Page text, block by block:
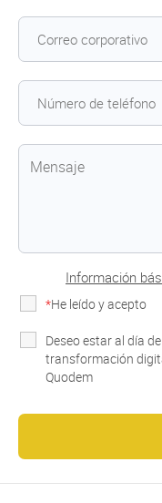
Información
He leído y acepto
*
Deseo estar al día
transformación
Quodem